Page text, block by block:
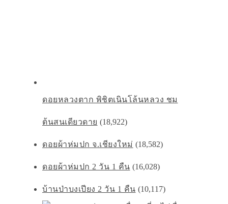
ดอยหลวงตาก พิชิตเนินโล้นหลวง ชม
ต้นสนเดียวดาย (18,922)
ดอยผ้าห่มปก จ.เชียงใหม่ (18,582)
ดอยผ้าห่มปก 2 วัน 1 คืน (16,028)
บ้านป่าบงเปียง 2 วัน 1 คืน (10,117)